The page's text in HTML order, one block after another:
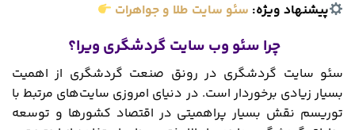
پیشنهاد ویژه: سئو سایت طلا و جواهرات
چرا سئو وب سایت گردشگری ویرا؟
سئو سایت گردشگری در رونق صنعت گردشگری از اهمیت
بسیار زیادی برخوردار است. در دنیای امروزی سایت‌های مرتبط با
توریسم نقش بسیار پراهمیتی در اقتصاد کشورها و توسعه